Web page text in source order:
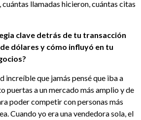
llamadas hicieron, cuántas citas
clave detrás de tu transacción
dólares y cómo influyó en tu
increíble que jamás pensé que iba a
puertas a un mercado más amplio y de
poder competir con personas más
Cuando yo era una vendedora sola, el